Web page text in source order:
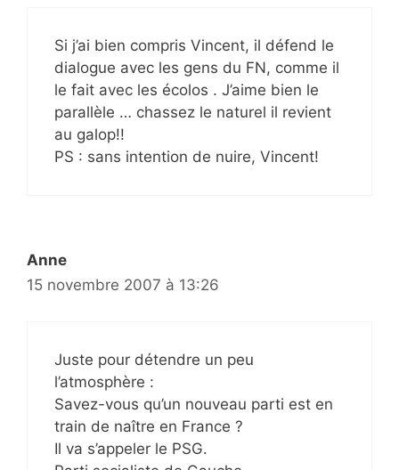
Si j’ai bien compris Vincent, il défend le
dialogue avec les gens du FN, comme il
le fait avec les écolos . J’aime bien le
parallèle … chassez le naturel il revient
au galop!!
PS : sans intention de nuire, Vincent!
Anne
15 novembre 2007 à 13:26
Juste pour détendre un peu
l’atmosphère :
Savez-vous qu’un nouveau parti est en
train de naître en France ?
Il va s’appeler le PSG.